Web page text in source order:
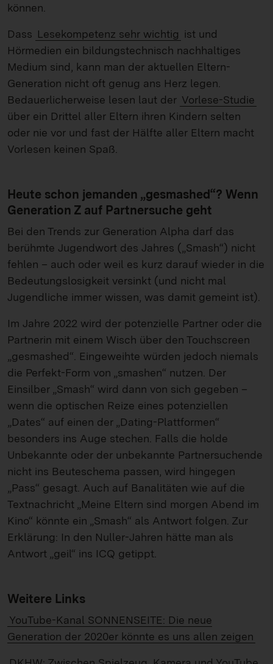
können.
Dass Lesekompetenz sehr wichtig ist und
Hörmedien ein bildungstechnisch nachhaltiges
Medium sind, kann man der aktuellen Eltern-
Generation nicht oft genug ans Herz legen.
Bedauerlicherweise lesen laut der Vorlese-Studie
über ein Drittel aller Eltern ihren Kindern selten
oder nie vor und fast der Hälfte aller Eltern macht
Vorlesen keinen Spaß.
Heute schon jemanden „gesmashed“? Wenn
Generation Z auf Partnersuche geht
Bei den Trends zur Generation Alpha darf das
berühmte Jugendwort des Jahres („Smash“) nicht
fehlen – auch oder weil es kurz darauf wieder in die
Bedeutungslosigkeit versinkt (und nicht mal
Jugendliche immer wissen, was damit gemeint ist).
Im Jahre 2022 wird der potenzielle Partner oder die
Partnerin mit einem Wisch über den Touchscreen
„gesmashed“. Eingeweihte würden jedoch niemals
die Perfekt-Form von „smashen“ nutzen. Der
Einsilber „Smash“ wird dann von sich gegeben –
wenn die optischen Reize eines potenziellen
„Dates“ auf einen der „Dating-Plattformen“
besonders ins Auge stechen. Falls die holde
Unbekannte oder der unbekannte Partnersuchende
nicht ins Beuteschema passen, wird hingegen
„Pass“ gesagt. Auch auf Banalitäten wie auf die
Textnachricht „Meine Eltern sind morgen Abend im
Kino“ könnte ein „Smash“ als Antwort folgen. Zur
Erklärung: In den Nuller-Jahren hätte man als
Antwort „geil“ ins ICQ getippt.
Weitere Links
YouTube-Kanal SONNENSEITE: Die neue
Generation der 2020er könnte es uns allen zeigen